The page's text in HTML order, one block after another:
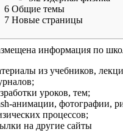
6 Общие темы
7 Новые страницы
информация по
из учебников,
уроков, тем;
анимации, фотографии,
процессов;
на другие сайты